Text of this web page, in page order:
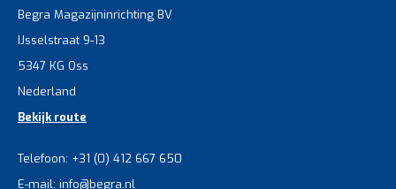
Begra Magazijninrichting BV
IJsselstraat 9-13
5347 KG Oss
Nederland
Bekijk route
Telefoon: +31 (0) 412 667 650
E-mail: info@begra.nl